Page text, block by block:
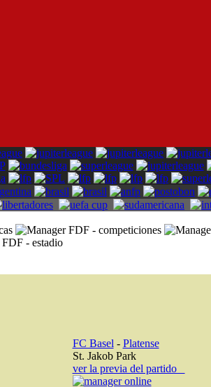
FC Basel - Platense
St. Jakob Park
ver la previa del partido